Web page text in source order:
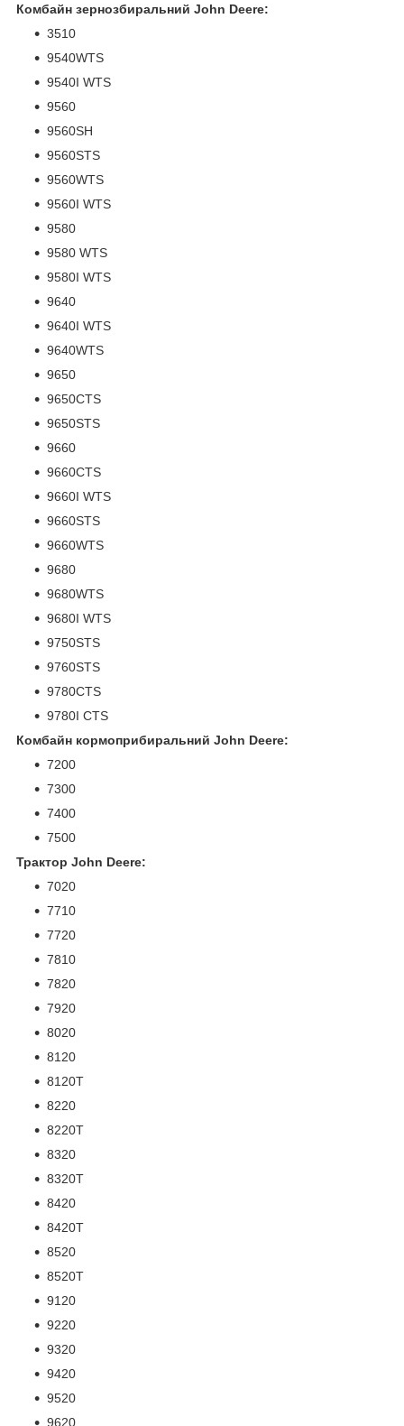
Комбайн зернозбиральний John Deere:
3510
9540WTS
9540I WTS
9560
9560SH
9560STS
9560WTS
9560I WTS
9580
9580 WTS
9580I WTS
9640
9640I WTS
9640WTS
9650
9650CTS
9650STS
9660
9660CTS
9660I WTS
9660STS
9660WTS
9680
9680WTS
9680I WTS
9750STS
9760STS
9780CTS
9780I CTS
Комбайн кормоприбиральний John Deere:
7200
7300
7400
7500
Трактор John Deere:
7020
7710
7720
7810
7820
7920
8020
8120
8120T
8220
8220T
8320
8320T
8420
8420T
8520
8520T
9120
9220
9320
9420
9520
9620